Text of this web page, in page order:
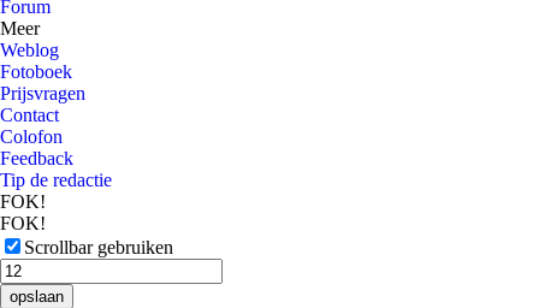
Forum
Meer
Weblog
Fotoboek
Prijsvragen
Contact
Colofon
Feedback
Tip de redactie
FOK!
FOK!
Scrollbar gebruiken
opslaan